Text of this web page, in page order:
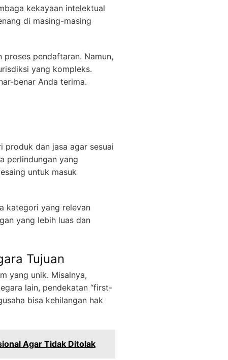
kekayaan intelektual
di masing-masing
pendaftaran. Namun,
yang kompleks.
benar Anda terima.
dan jasa agar sesuai
perlindungan yang
untuk masuk
kategori yang relevan
yang lebih luas dan
Tujuan
yang unik. Misalnya,
lain, pendekatan “first-
bisa kehilangan hak
Agar Tidak Ditolak